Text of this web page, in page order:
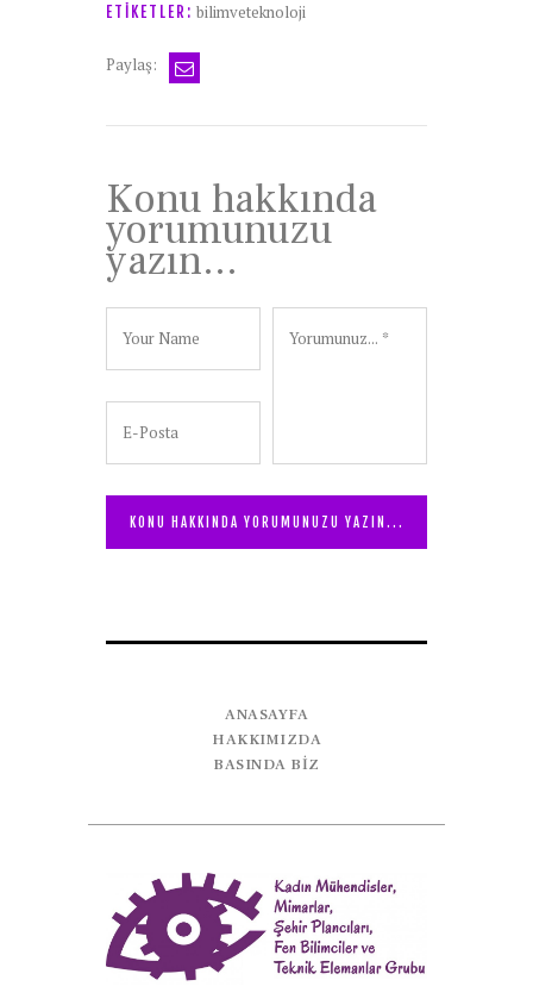
ETIKETLER: bilimveteknoloji
Paylaş:
Konu hakkında
yorumunuzu
yazın...
ANASAYFA
HAKKIMIZDA
BASINDA BİZ